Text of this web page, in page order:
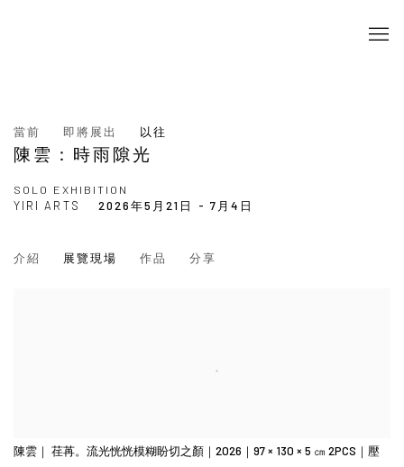
當前 即將展出 以往
陳雲：時雨隙光
SOLO EXHIBITION
2026年5月21日 - 7月4日
YIRI ARTS
介紹 展覽現場 作品 分享
陳雲｜ 荏苒。流光恍恍模糊盼切之顏｜2026｜97 × 130 × 5 ㎝ 2PCS｜壓